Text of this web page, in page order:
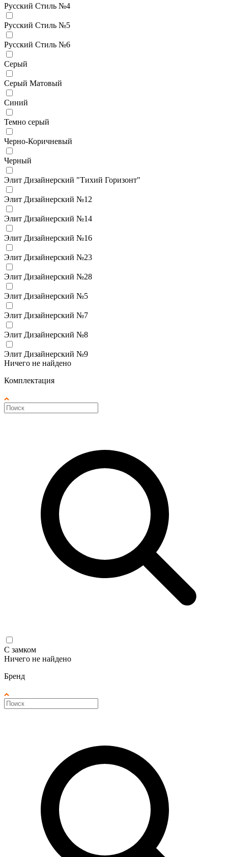
Русский Стиль №4
Русский Стиль №5
Русский Стиль №6
Серый
Серый Матовый
Синий
Темно серый
Черно-Коричневый
Черный
Элит Дизайнерский "Тихий Горизонт"
Элит Дизайнерский №12
Элит Дизайнерский №14
Элит Дизайнерский №16
Элит Дизайнерский №23
Элит Дизайнерский №28
Элит Дизайнерский №5
Элит Дизайнерский №7
Элит Дизайнерский №8
Элит Дизайнерский №9
Ничего не найдено
Комплектация
С замком
Ничего не найдено
Бренд